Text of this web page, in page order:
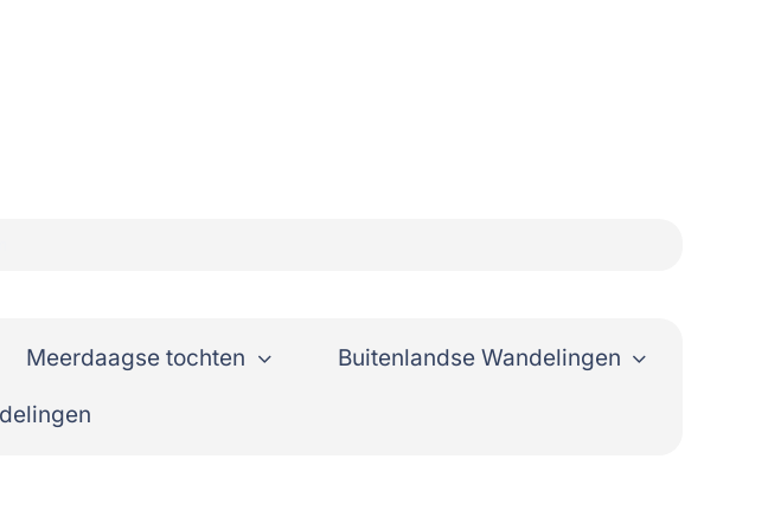
Meerdaagse tochten Buitenlandse Wandelingen